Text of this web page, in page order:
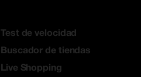
Test de velocidad
Buscador de tiendas
Live Shopping